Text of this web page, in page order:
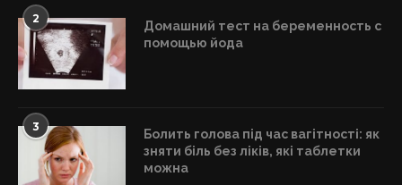
2
Домашний тест на беременность с
помощью йода
3
Болить голова під час вагітності: як
зняти біль без ліків, які таблетки
можна